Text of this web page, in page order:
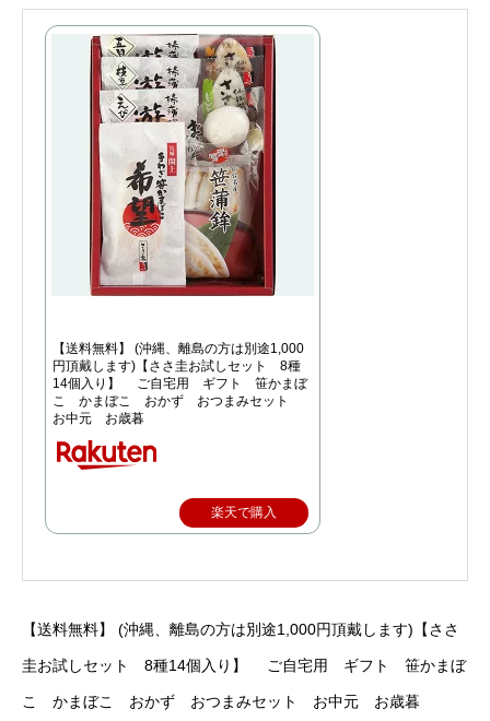
【送料無料】 (沖縄、離島の方は別途1,000
円頂戴します)【ささ圭お試しセット 8種
14個入り】 ご自宅用 ギフト 笹かまぼ
こ かまぼこ おかず おつまみセット
お中元 お歳暮
楽天で購入
【送料無料】 (沖縄、離島の方は別途1,000円頂戴します)【ささ
圭お試しセット 8種14個入り】 ご自宅用 ギフト 笹かまぼ
こ かまぼこ おかず おつまみセット お中元 お歳暮